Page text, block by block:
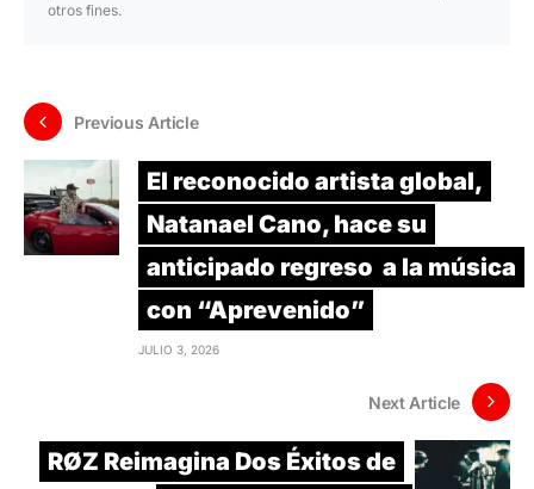
otros fines.
Previous Article
El reconocido artista global,
Natanael Cano, hace su
anticipado regreso a la música
con “Aprevenido”
JULIO 3, 2026
Next Article
RØZ Reimagina Dos Éxitos de